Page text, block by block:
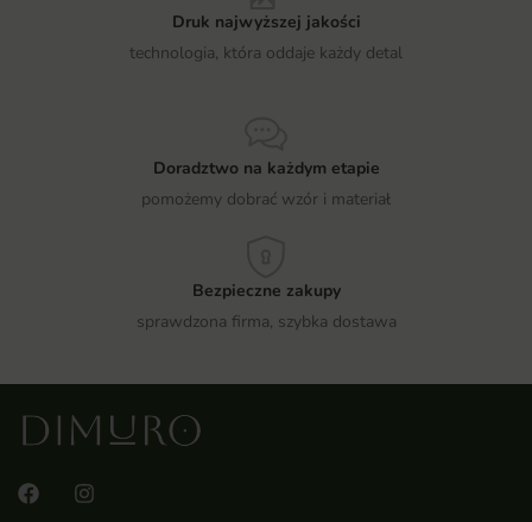
Druk najwyższej jakości
technologia, która oddaje każdy detal
Doradztwo na każdym etapie
pomożemy dobrać wzór i materiał
Bezpieczne zakupy
sprawdzona firma, szybka dostawa